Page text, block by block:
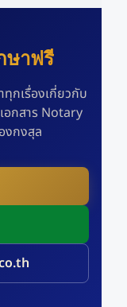
ษาฟรี
กเรื่องเกี่ยวกับ
อกสาร Notary
งกงสุล